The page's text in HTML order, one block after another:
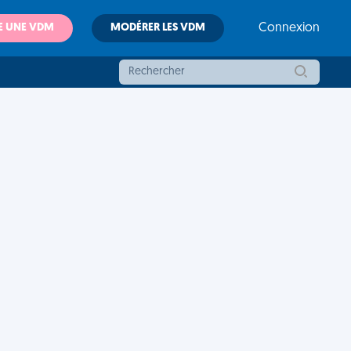
UNE VDM MODÉRER LES VDM Connexion